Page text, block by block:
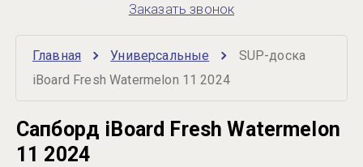
Заказать звонок
Главная Универсальные
SUP-доска
iBoard Fresh Watermelon 11 2024
Сапборд iBoard Fresh Watermelon
11 2024